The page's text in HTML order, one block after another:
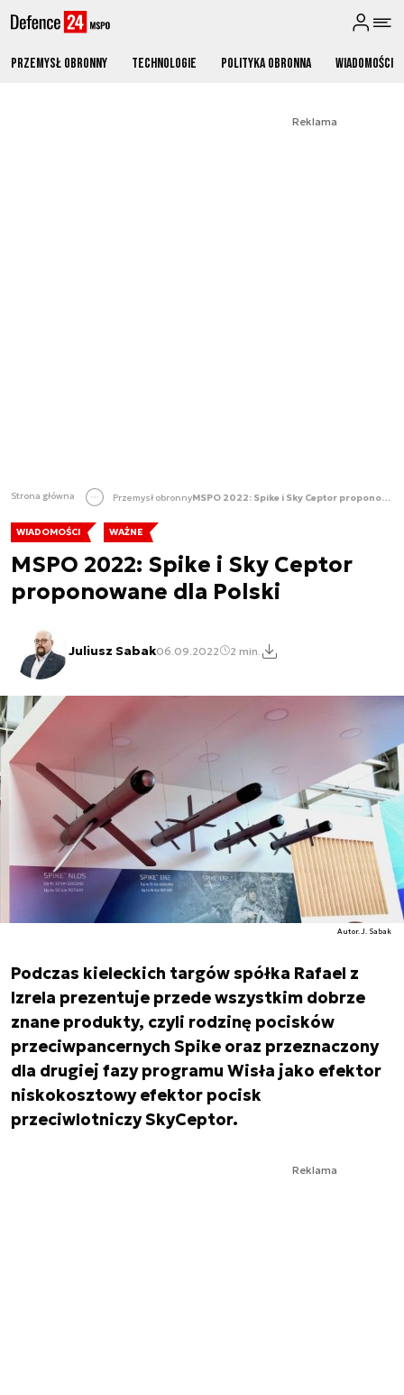
Przemysł obronny Technologie Polityka obronna Wiadomości
Reklama
Strona główna Przemysł obronny MSPO 2022: Spike i Sky Ceptor proponowane dla Polski
WIADOMOŚCI WAŻNE
MSPO 2022: Spike i Sky Ceptor
proponowane dla Polski
Juliusz Sabak06.09.2022 2 min.
Autor. J. Sabak
Podczas kieleckich targów spółka Rafael z
Izrela prezentuje przede wszystkim dobrze
znane produkty, czyli rodzinę pocisków
przeciwpancernych Spike oraz przeznaczony
dla drugiej fazy programu Wisła jako efektor
niskokosztowy efektor pocisk
przeciwlotniczy SkyCeptor.
Reklama